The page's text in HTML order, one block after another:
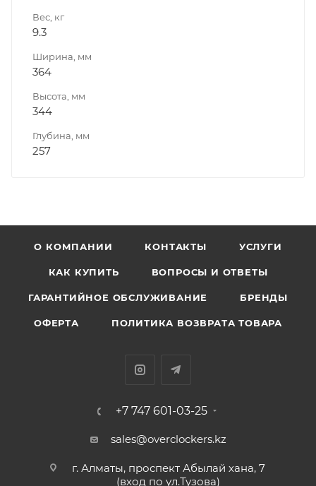
Вес, кг
9.3
Ширина, мм
364
Высота, мм
344
Глубина, мм
257
О КОМПАНИИ КОНТАКТЫ УСЛУГИ
КАК КУПИТЬ ВОПРОСЫ И ОТВЕТЫ
ГАРАНТИЙНОЕ ОБСЛУЖИВАНИЕ БРЕНДЫ
ОФЕРТА ПОЛИТИКА ВОЗВРАТА ТОВАРА
+7 747 601-03-25
sales@overclockers.kz
г. Алматы, проспект Абылай хана, 7
(вход по ул.Тузова)